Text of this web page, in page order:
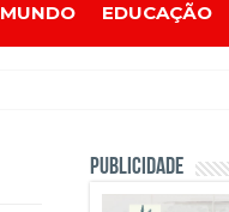
MUNDO EDUCAÇÃO
PUBLICIDADE